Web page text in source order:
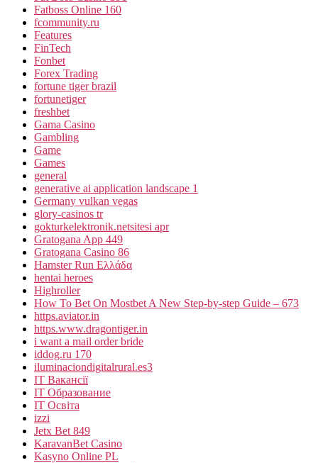
Fatboss Online 160
fcommunity.ru
Features
FinTech
Fonbet
Forex Trading
fortune tiger brazil
fortunetiger
freshbet
Gama Casino
Gambling
Game
Games
general
generative ai application landscape 1
Germany vulkan vegas
glory-casinos tr
gokturkelektronik.netsitesi apr
Gratogana App 449
Gratogana Casino 86
Hamster Run Ελλάδα
hentai heroes
Highroller
How To Bet On Mostbet A New Step-by-step Guide – 673
https.aviator.in
https.www.dragontiger.in
i want a mail order bride
iddog.ru 170
iluminaciondigitalrural.es3
IT Вакансії
IT Образование
IT Освіта
izzi
Jetx Bet 849
KaravanBet Casino
Kasyno Online PL